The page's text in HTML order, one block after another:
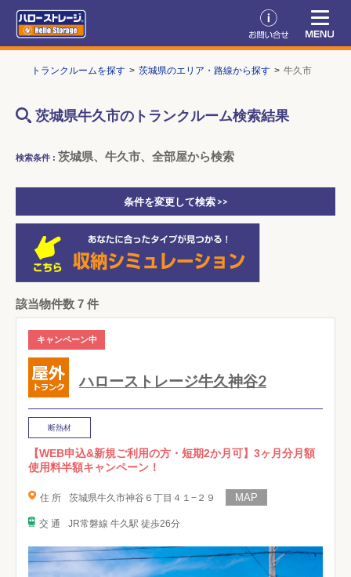
トランクルームを探す 茨城県のエリア・路線から探す 牛久市
茨城県牛久市のトランクルーム検索結果
検索条件 : 茨城県、牛久市、全部屋から検索
条件を変更して検索 >>
該当物件数 7 件
キャンペーン中
ハローストレージ牛久神谷2
断熱材
【WEB申込&新規ご利用の方・短期2か月可】3ヶ月分月額
使用料半額キャンペーン！
住 所 茨城県牛久市神谷６丁目４１−２９
交 通 JR常磐線 牛久駅 徒歩26分